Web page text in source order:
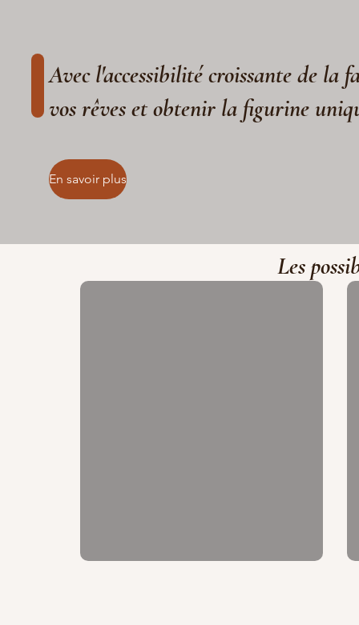
Avec l'accessibilité croissante de la
vos rêves et obtenir la figurine
En savoir plus
Les